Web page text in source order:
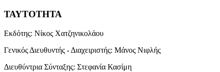
ΤΑΥΤΟΤΗΤΑ
Εκδότης: Νίκος Χατζηνικολάου
Γενικός Διευθυντής - Διαχειριστής: Μάνος Νιφλής
Διευθύντρια Σύνταξης: Στεφανία Κασίμη